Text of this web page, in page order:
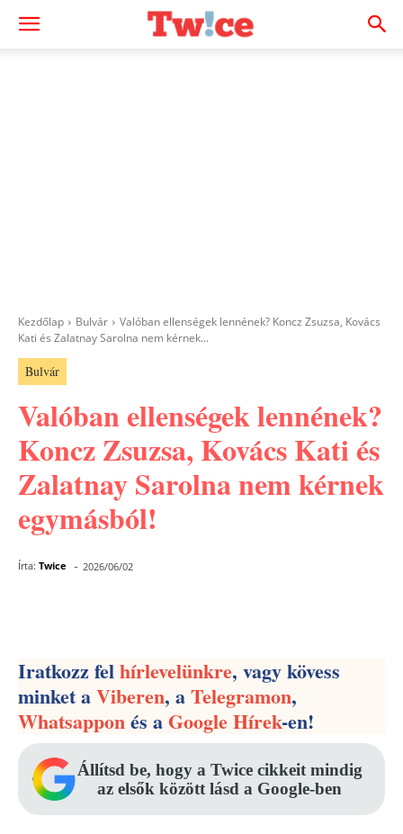
Kezdőlap Bulvár
Valóban ellenségek lennének? Koncz Zsuzsa, Kovács
Kati és Zalatnay Sarolna nem kérnek...
Bulvár
Valóban ellenségek lennének?
Koncz Zsuzsa, Kovács Kati és
Zalatnay Sarolna nem kérnek
egymásból!
Írta: Twice - 2026/06/02
Iratkozz felhírlevelünkre, vagy kövess
minket aViberen, aTelegramon,
Whatsapponés aGoogle Hírek-en!
Állítsd be, hogy a Twice cikkeit mindig
az elsők között lásd a Google-ben